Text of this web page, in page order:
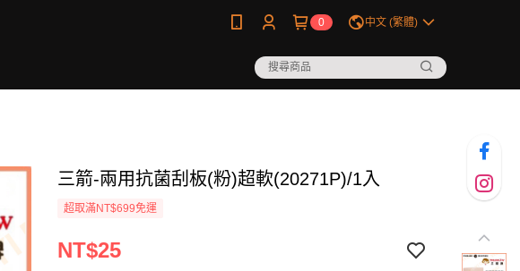
0 中文 (繁體)
三箭-兩用抗菌刮板(粉)超軟(20271P)/1入
超取滿NT$699免運
NT$25